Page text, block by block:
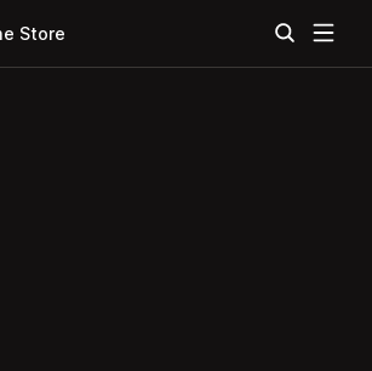
Store